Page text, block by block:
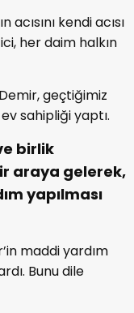
kendi acısı
her daim halkın
geçtiğimiz
sahipliği yaptı.
birlik
araya gelerek,
yapılması
maddi yardım
Bunu dile